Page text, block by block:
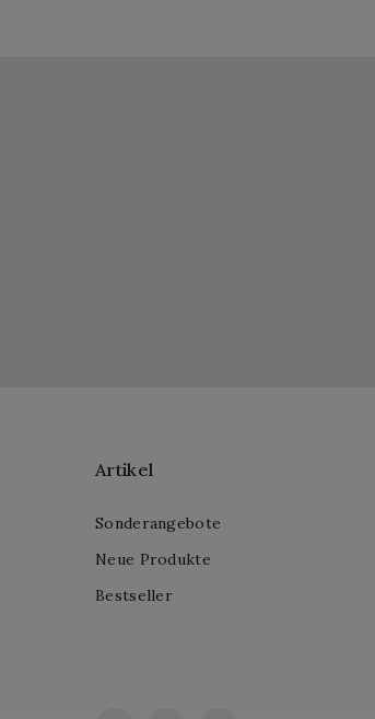
Artikel
Sonderangebote
Neue Produkte
Bestseller